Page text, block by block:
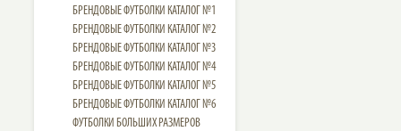
БРЕНДОВЫЕ ФУТБОЛКИ КАТАЛОГ №1
БРЕНДОВЫЕ ФУТБОЛКИ КАТАЛОГ №2
БРЕНДОВЫЕ ФУТБОЛКИ КАТАЛОГ №3
БРЕНДОВЫЕ ФУТБОЛКИ КАТАЛОГ №4
БРЕНДОВЫЕ ФУТБОЛКИ КАТАЛОГ №5
БРЕНДОВЫЕ ФУТБОЛКИ КАТАЛОГ №6
ФУТБОЛКИ БОЛЬШИХ РАЗМЕРОВ